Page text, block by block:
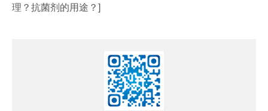
理？抗菌剂的用途？]